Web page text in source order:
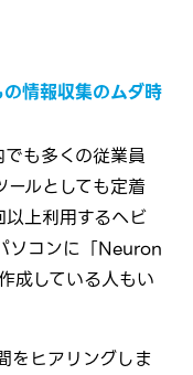
情報収集のムダ時
も多くの従業員
ルとしても定着
以上利用するヘビ
ソコンに「Neuron
成している人もい
をヒアリングしま